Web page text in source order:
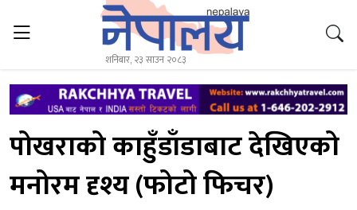
शनिबार, २३ साउन २०८३
पोखराको काहुँडाँडाबाट देखिएको
मनोरम दृश्य (फोटो फिचर)